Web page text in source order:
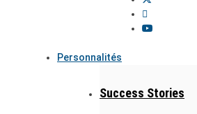
Personnalités
Success Stories